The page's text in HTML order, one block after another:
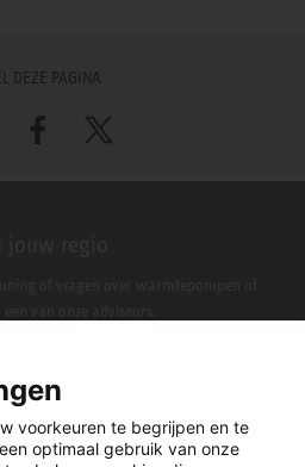
DEZE PAGINA
FacebookX
voorkeuren te begrijpen en te
optimaal gebruik van onze